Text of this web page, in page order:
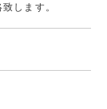
します。